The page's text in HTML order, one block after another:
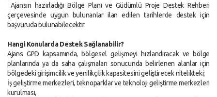
Ajansın hazırladığı Bölge Planı ve Güdümlü Proje Destek Rehberi
çerçevesinde uygun bulunanlar ilan edilen tarihlerde destek için
başvuruda bulunabilecektir.
Hangi Konularda Destek Sağlanabilir?
Ajans GPD kapsamında, bölgesel gelişmeyi hızlandıracak ve bölge
planlarında ya da saha çalışmaları sonucunda belirlenen alanlar için
bölgedeki girişimcilik ve yenilikçilik kapasitesini geliştirecek nitelikteki;
İş geliştirme merkezleri, teknoparklar ve teknoloji geliştirme merkezleri
kurulması,